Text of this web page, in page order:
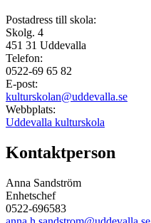
Postadress till skola:
Skolg. 4
451 31 Uddevalla
Telefon:
0522-69 65 82
E-post:
kulturskolan@uddevalla.se
Webbplats:
Uddevalla kulturskola
Kontaktperson
Anna Sandström
Enhetschef
0522-696583